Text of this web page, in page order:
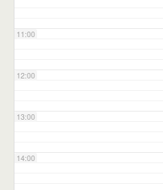
11:00
12:00
13:00
14:00